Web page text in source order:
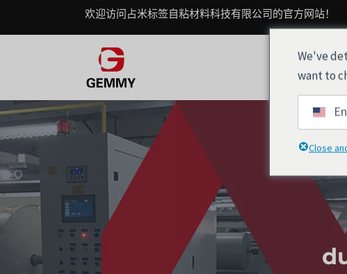
欢迎访问占米标签自粘材料科技有限公司的官方网站！
We've
want to
Close